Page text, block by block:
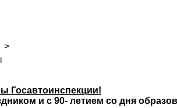
>
Госавтоинспекции!
и с 90- летием со дня